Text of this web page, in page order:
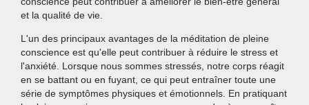
et la qualité de vie.
L'un des principaux avantages de la méditation de pleine
conscience est qu'elle peut contribuer à réduire le stress et
l'anxiété. Lorsque nous sommes stressés, notre corps réagit
en se battant ou en fuyant, ce qui peut entraîner toute une
série de symptômes physiques et émotionnels. En pratiquant